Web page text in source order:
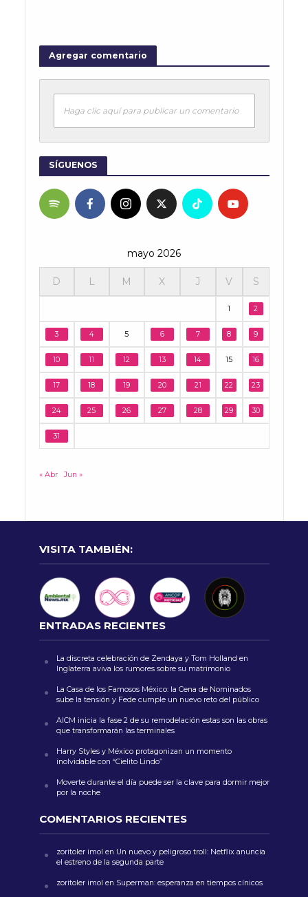
Agregar comentario
Haga clic aquí para publicar un comentario
SÍGUENOS
mayo 2026
D L M X J V S
1 2
3 4 5 6 7 8 9
10 11 12 13 14 15 16
17 18 19 20 21 22 23
24 25 26 27 28 29 30
31
« Abr Jun »
VISITA TAMBIÉN:
ENTRADAS RECIENTES
La discreta celebración de Zendaya y Tom Holland en
Inglaterra aviva los rumores sobre su matrimonio
La Casa de los Famosos México: la Cena de Nominados
sube la tensión y Fede cumple un nuevo reto del público
AICM inicia la fase 2 de su remodelación estas son las obras
que transformarán las terminales
Harry Styles y México protagonizan un momento
inolvidable con “Cielito Lindo”
Moverte durante el día puede ser la clave para dormir mejor
por la noche
COMENTARIOS RECIENTES
zoritoler imol en Un nuevo y peligroso troll: Netflix anuncia
el estreno de la segunda parte
zoritoler imol en Superman: esperanza en tiempos cínicos